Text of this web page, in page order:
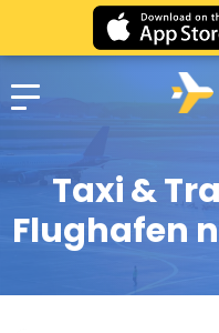
Taxi &
Flughafen